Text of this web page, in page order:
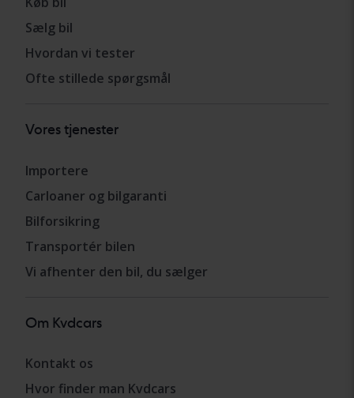
Sælg bil
Hvordan vi tester
Ofte stillede spørgsmål
Vores tjenester
Importere
Carloaner og bilgaranti
Bilforsikring
Transportér bilen
Vi afhenter den bil, du sælger
Om Kvdcars
Kontakt os
Hvor finder man Kvdcars